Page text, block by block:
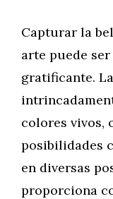
Capturar la
arte puede
gratificante.
colores vivos,
posibilidades
en diversas
proporciona